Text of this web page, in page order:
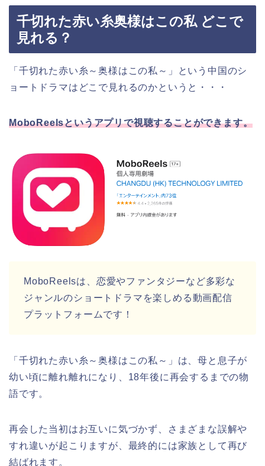
千切れた赤い糸奥様はこの私 どこで
見れる？
「千切れた赤い糸～奥様はこの私～」という中国のシ
ョートドラマはどこで見れるのかというと・・・
MoboReelsというアプリで視聴することができます。
MoboReelsは
、恋愛やファンタジーなど多彩な
ジャンルのショートドラマを楽しめる動画配信
プラットフォームです！
「千切れた赤い糸～奥様はこの私～」は、母と息子が
幼い頃に離れ離れになり、18年後に再会するまでの物
語です。
再会した当初はお互いに気づかず、さまざまな誤解や
すれ違いが起こりますが、最終的には家族として再び
結ばれます。